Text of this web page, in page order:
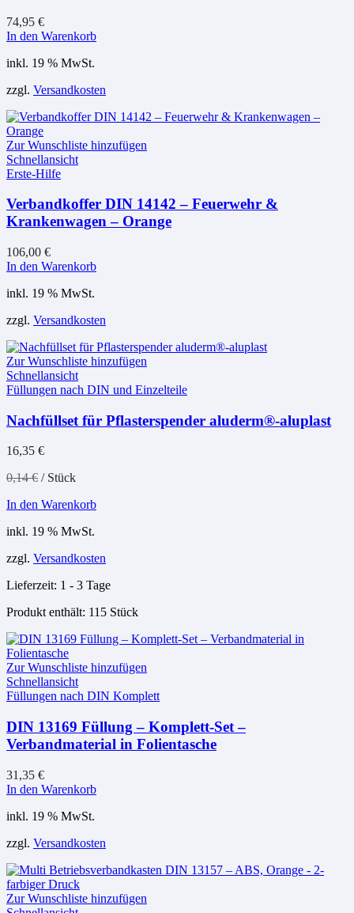
74,95 €
In den Warenkorb
inkl. 19 % MwSt.
zzgl. Versandkosten
Zur Wunschliste hinzufügen
Schnellansicht
Erste-Hilfe
Verbandkoffer DIN 14142 – Feuerwehr &
Krankenwagen – Orange
106,00 €
In den Warenkorb
inkl. 19 % MwSt.
zzgl. Versandkosten
Zur Wunschliste hinzufügen
Schnellansicht
Füllungen nach DIN und Einzelteile
Nachfüllset für Pflasterspender aluderm®-aluplast
16,35 €
0,14€ / Stück
In den Warenkorb
inkl. 19 % MwSt.
zzgl. Versandkosten
Lieferzeit: 1 - 3 Tage
Produkt enthält: 115 Stück
Zur Wunschliste hinzufügen
Schnellansicht
Füllungen nach DIN Komplett
DIN 13169 Füllung – Komplett-Set –
Verbandmaterial in Folientasche
31,35 €
In den Warenkorb
inkl. 19 % MwSt.
zzgl. Versandkosten
Zur Wunschliste hinzufügen